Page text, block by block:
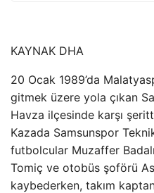
KAYNAK DHA
20 Ocak 1989’da
gitmek üzere yola çıkan
Havza ilçesinde karşı
Kazada Samsunspor
futbolcular Muzaffer
Tomiç ve otobüs şoförü
kaybederken, takım